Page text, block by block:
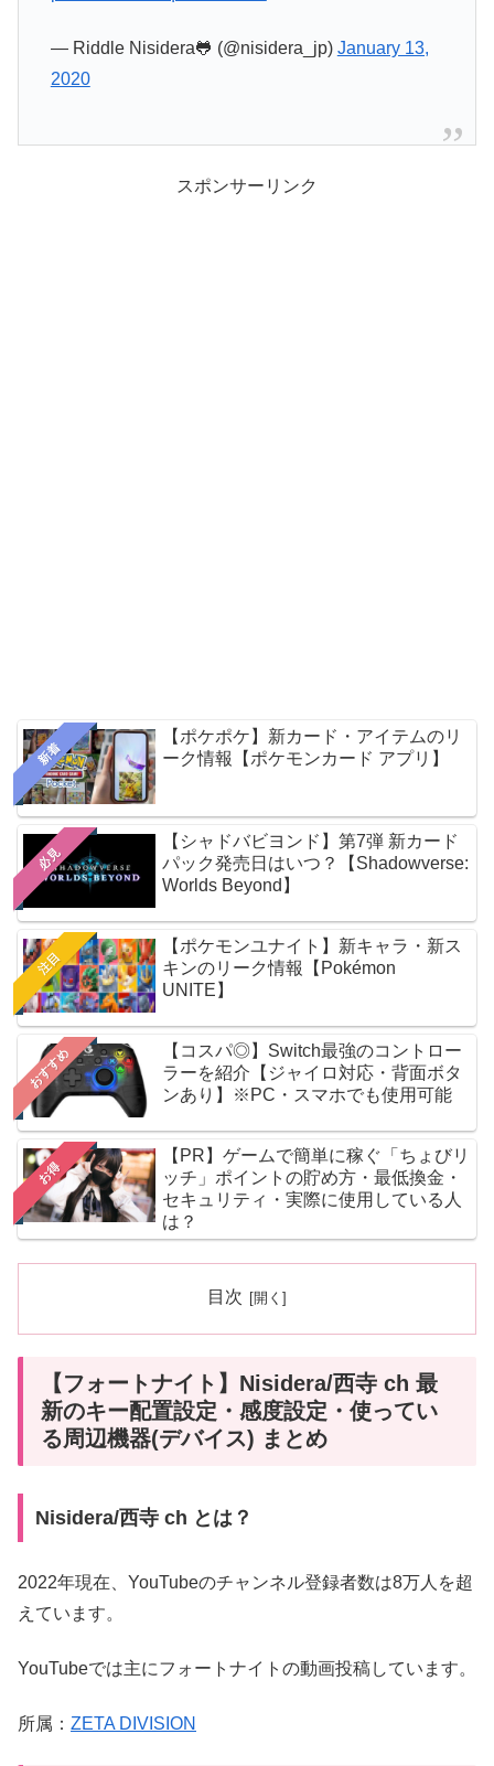
— Riddle Nisidera🐸 (@nisidera_jp) January 13,
2020
スポンサーリンク
新着
【ポケポケ】新カード・アイテムのリ
ーク情報【ポケモンカード アプリ】
必見
【シャドバビヨンド】第7弾 新カード
パック発売日はいつ？【Shadowverse:
Worlds Beyond】
注目
【ポケモンユナイト】新キャラ・新ス
キンのリーク情報【Pokémon
UNITE】
おすすめ
【コスパ◎】Switch最強のコントロー
ラーを紹介【ジャイロ対応・背面ボタ
ンあり】※PC・スマホでも使用可能
お得
【PR】ゲームで簡単に稼ぐ「ちょびリ
ッチ」ポイントの貯め方・最低換金・
セキュリティ・実際に使用している人
は？
目次
【フォートナイト】Nisidera/西寺 ch 最
新のキー配置設定・感度設定・使ってい
る周辺機器(デバイス) まとめ
Nisidera/西寺 ch とは？
2022年現在、YouTubeのチャンネル登録者数は8万人を超
えています。
YouTubeでは主にフォートナイトの動画投稿しています。
所属： ZETA DIVISION